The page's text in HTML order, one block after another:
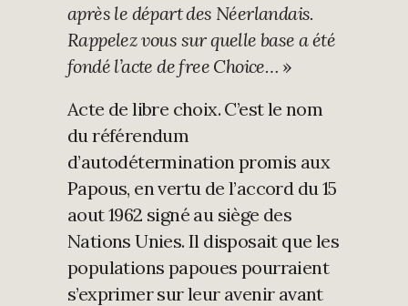
après le départ des Néerlandais.
Rappelez vous sur quelle base a été
fondé l’acte de free Choice… »
Acte de libre choix. C’est le nom
du référendum
d’autodétermination promis aux
Papous, en vertu de l’accord du 15
aout 1962 signé au siège des
Nations Unies. Il disposait que les
populations papoues pourraient
s’exprimer sur leur avenir avant